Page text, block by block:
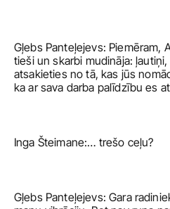
Gļebs Panteļejevs: Piemēram,
tieši un skarbi mudināja:
atsakieties no tā, kas jūs
ka ar sava darba palīdzību es
Inga Šteimane:… trešo ceļu?
Gļebs Panteļejevs: Gara